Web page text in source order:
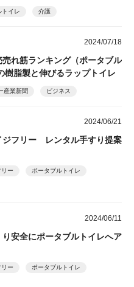
ンズケアシリーズ」 総合サー
トイレ 介護
2024/07/18
れ筋ランキング（ポータブル
樹脂製と伸びるラップトイレ
産業新聞 ビジネス
2024/06/21
ジフリー レンタル手すり提案
ー ポータブルトイレ
2024/06/11
安全にポータブルトイレへア
ー ポータブルトイレ